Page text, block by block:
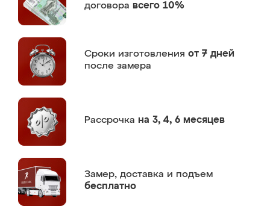
договора всего 10%
Сроки изготовления от 7 дней
после замера
Рассрочка на 3, 4, 6 месяцев
Замер, доставка и подъем
бесплатно